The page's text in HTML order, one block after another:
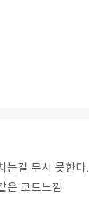
는걸 무시 못한다.
은 코드느낌